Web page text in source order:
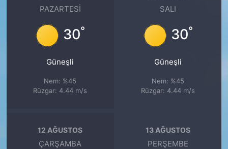
PAZARTESI
30°
Güneşli
Nem: %45
Rüzgar: 4.44 m/s
SALI
30°
Güneşli
Nem: %45
Rüzgar: 4.44 m/s
12 AĞUSTOS
ÇARŞAMBA
13 AĞUSTOS
PERŞEMBE